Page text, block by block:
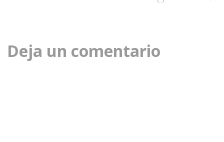
la
entrada
Deja un comentario